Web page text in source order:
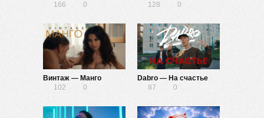
166
0
128
0
Винтаж — Манго
102
0
Dabro — На счастье
87
0